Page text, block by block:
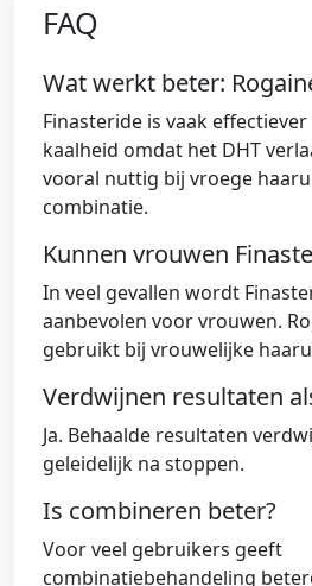
FAQ
Wat werkt beter:
Finasteride is vaak
kaalheid omdat het DHT
vooral nuttig bij vroege
combinatie.
Kunnen vrouwen
In veel gevallen wordt
aanbevolen voor vrouwen.
gebruikt bij vrouwelijke
Verdwijnen resultaten
Ja. Behaalde resultaten
geleidelijk na stoppen.
Is combineren beter?
Voor veel gebruikers geeft
combinatiebehandeling